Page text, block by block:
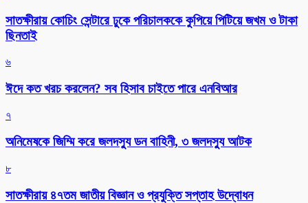
সাতক্ষীরায় কোচিং সেন্টারে ঢুকে পরিচালককে কুপিয়ে পিটিয়ে জখম ও টাকা
ছিনতাই
৬
ঈদে কত খরচ করলেন? সব হিসাব চাইতে পারে এনবিআর
৭
অনিমেষকে জিম্মি করে জলদস্যু ডন বাহিনী, ৩ জলদস্যু আটক
৮
সাতক্ষীরায় ৪৭তম জাতীয় বিজ্ঞান ও প্রযুক্তি সপ্তাহ উদ্বোধন